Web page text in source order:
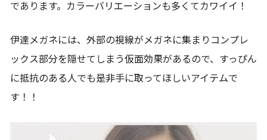
であります。カラーバリエーションも多くてカワイイ！
伊達メガネには、外部の視線がメガネに集まりコンプレ
ックス部分を隠せてしまう仮面効果があるので、すっぴん
に抵抗のある人でも是非手に取ってほしいアイテムで
す！！